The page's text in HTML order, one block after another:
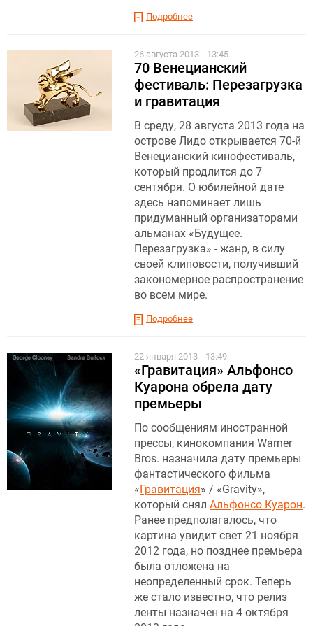
Подробнее
26 августа 2013 13:45
70 Венецианский
фестиваль: Перезагрузка
и гравитация
В среду, 28 августа 2013 года на
острове Лидо открывается 70-й
Венецианский кинофестиваль,
который продлится до 7
сентября. О юбилейной дате
здесь напоминает лишь
придуманный организаторами
альманах «Будущее.
Перезагрузка» - жанр, в силу
своей клиповости, получивший
закономерное распространение
во всем мире.
Подробнее
22 января 2013 13:49
«Гравитация» Альфонсо
Куарона обрела дату
премьеры
По сообщениям иностранной
прессы, кинокомпания Warner
Bros. назначила дату премьеры
фантастического фильма
«Гравитация» / «Gravity»,
который снял Альфонсо Куарон.
Ранее предполагалось, что
картина увидит свет 21 ноября
2012 года, но позднее премьера
была отложена на
неопределенный срок. Теперь
же стало известно, что релиз
ленты назначен на 4 октября